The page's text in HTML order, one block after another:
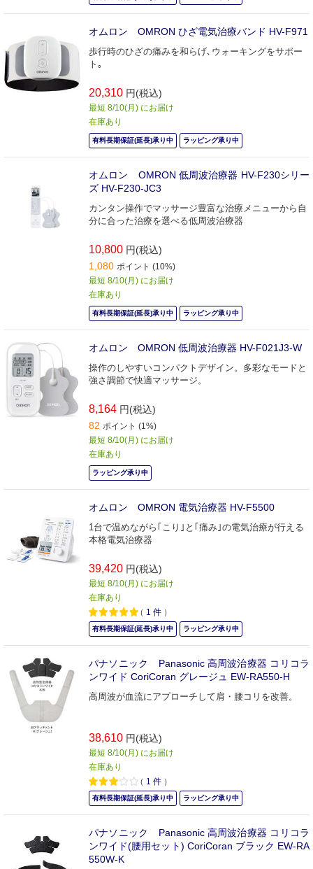
オムロン OMRON ひざ電気治療バンド HV-F971
歩行時のひざの痛みを和らげ､ウォーキングをサポー
ト｡
20,310 円(税込)
最短 8/10(月) にお届け
在庫あり
有料長期保証(延長)承り中 ラッピング承り中
オムロン OMRON 低周波治療器 HV-F230シリー
ズ HV-F230-JC3
カンタン操作でマッサージ豊富な治療メニューから自
分に合った治療を選べる低周波治療器
10,800 円(税込)
1,080 ポイント (10%)
最短 8/10(月) にお届け
在庫あり
有料長期保証(延長)承り中 ラッピング承り中
オムロン OMRON 低周波治療器 HV-F021J3-W
操作のしやすいコンパクトデザイン。多彩なモードと
強さ調節で快適マッサージ。
8,164 円(税込)
82 ポイント (1%)
最短 8/10(月) にお届け
在庫あり
ラッピング承り中
オムロン OMRON 電気治療器 HV-F5500
1台で温めながら｢こり｣と｢痛み｣の電気治療が行える
本格電気治療器
39,420 円(税込)
最短 8/10(月) にお届け
在庫あり
（ 1 件 ）
有料長期保証(延長)承り中 ラッピング承り中
パナソニック Panasonic 高周波治療器 コリコラ
ンワイド CoriCoran グレージュ EW-RA550-H
高周波が血流にアプローチして肩・腰コリを改善。
38,610 円(税込)
最短 8/10(月) にお届け
在庫あり
（ 1 件 ）
有料長期保証(延長)承り中 ラッピング承り中
パナソニック Panasonic 高周波治療器 コリコラ
ンワイド(腰用セット) CoriCoran ブラック EW-RA
550W-K